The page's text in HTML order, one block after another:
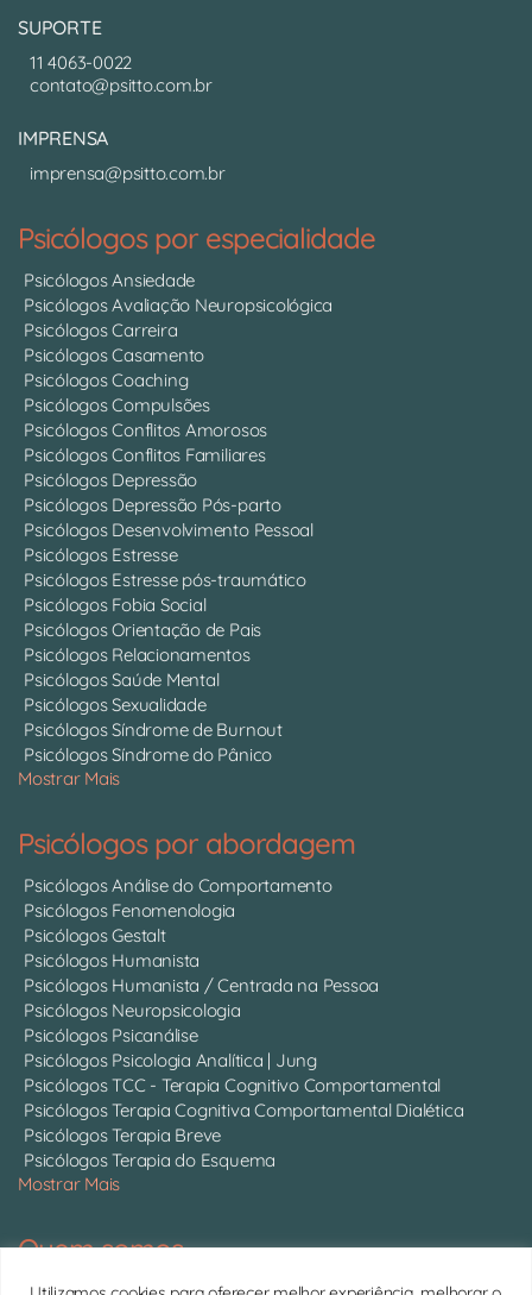
SUPORTE
11 4063-0022
contato@psitto.com.br
IMPRENSA
imprensa@psitto.com.br
Psicólogos por especialidade
Psicólogos Ansiedade
Psicólogos Avaliação Neuropsicológica
Psicólogos Carreira
Psicólogos Casamento
Psicólogos Coaching
Psicólogos Compulsões
Psicólogos Conflitos Amorosos
Psicólogos Conflitos Familiares
Psicólogos Depressão
Psicólogos Depressão Pós-parto
Psicólogos Desenvolvimento Pessoal
Psicólogos Estresse
Psicólogos Estresse pós-traumático
Psicólogos Fobia Social
Psicólogos Orientação de Pais
Psicólogos Relacionamentos
Psicólogos Saúde Mental
Psicólogos Sexualidade
Psicólogos Síndrome de Burnout
Psicólogos Síndrome do Pânico
Mostrar Mais
Psicólogos por abordagem
Psicólogos Análise do Comportamento
Psicólogos Fenomenologia
Psicólogos Gestalt
Psicólogos Humanista
Psicólogos Humanista / Centrada na Pessoa
Psicólogos Neuropsicologia
Psicólogos Psicanálise
Psicólogos Psicologia Analítica | Jung
Psicólogos TCC - Terapia Cognitivo Comportamental
Psicólogos Terapia Cognitiva Comportamental Dialética
Psicólogos Terapia Breve
Psicólogos Terapia do Esquema
Mostrar Mais
Quem somos
Somos 750 psicólogos com CRP ativo, atendendo online em